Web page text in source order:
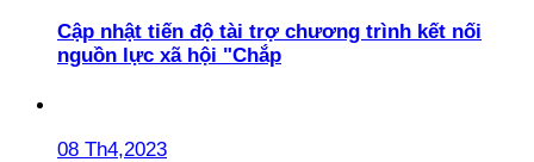
Cập nhật tiến độ tài trợ chương trình kết nối
nguồn lực xã hội "Chắp
08 Th4,2023